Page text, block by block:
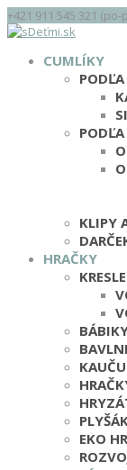
+421 911 545 321 (po-
CUMLÍKY
KLIPY
HRAČKY
EKO